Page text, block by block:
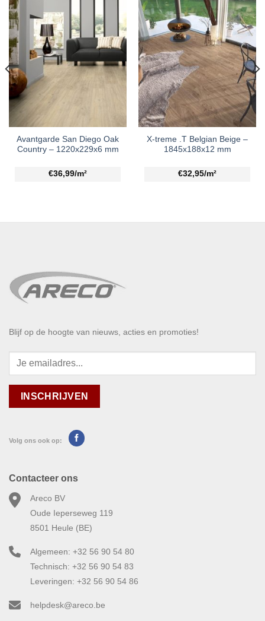
Avantgarde San Diego Oak
Country – 1220x229x6 mm
€36,99/m²
X-treme .T Belgian Beige –
1845x188x12 mm
€32,95/m²
Blijf op de hoogte van nieuws, acties en promoties!
Volg ons ook op:
Contacteer ons
Areco BV
Oude Ieperseweg 119
8501 Heule (BE)
Algemeen: +32 56 90 54 80
Technisch: +32 56 90 54 83
Leveringen: +32 56 90 54 86
helpdesk@areco.be